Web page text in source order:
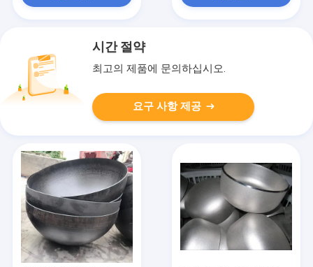
시간 절약
최고의 제품에 문의하십시오.
요구 사항 제공